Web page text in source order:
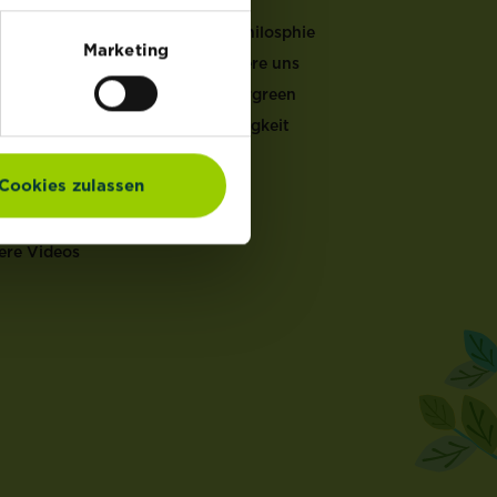
Marketing
Cookies zulassen
& Pflege
Rechner
Rechner
Coach
Videos
Unsere Philosphie
Kontaktiere uns
Mein Evergreen
Nachhaltigkeit